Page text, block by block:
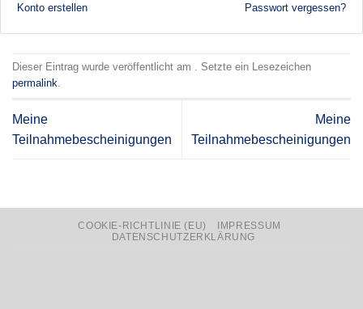
Konto erstellen Passwort vergessen?
Dieser Eintrag wurde veröffentlicht am . Setzte ein Lesezeichen
permalink.
Meine
Teilnahmebescheinigungen
Meine
Teilnahmebescheinigungen
COOKIE-RICHTLINIE (EU)
IMPRESSUM
DATENSCHUTZERKLÄRUNG